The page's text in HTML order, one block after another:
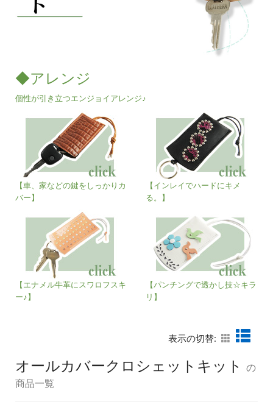
◆アレンジ
個性が引き立つエンジョイアレンジ♪
【車、家などの鍵をしっかりカ
バー】
【インレイでハードにキメ
る。】
【エナメル牛革にスワロフスキ
ー♪】
【パンチングで透かし技☆キラ
リ】
表示の切替:
オールカバークロシェットキット の
商品一覧